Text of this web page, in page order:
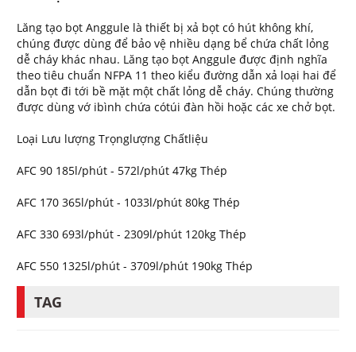
Lăng tạo bọt Anggule là thiết bị xả bọt có hút không khí,
chúng được dùng để bảo vệ nhiều dạng bể chứa chất lỏng
dễ cháy khác nhau. Lăng tạo bọt Anggule được định nghĩa
theo tiêu chuẩn NFPA 11 theo kiểu đường dẫn xả loại hai để
dẫn bọt đi tới bề mặt một chất lỏng dễ cháy. Chúng thường
được dùng vớ ibình chứa cótúi đàn hồi hoặc các xe chở bọt.
Loại Lưu lượng Trọnglượng Chấtliệu
AFC 90 185l/phút - 572l/phút 47kg Thép
AFC 170 365l/phút - 1033l/phút 80kg Thép
AFC 330 693l/phút - 2309l/phút 120kg Thép
AFC 550 1325l/phút - 3709l/phút 190kg Thép
TAG